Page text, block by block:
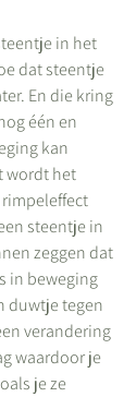
in het
dat steentje
En die kring
één en
kan
wordt het
steentje in
zeggen dat
in beweging
duwtje tegen
verandering
waardoor je
je ze